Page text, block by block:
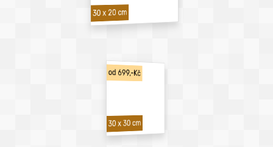
30 x 20 cm
od 699,-Kč
30 x 30 cm